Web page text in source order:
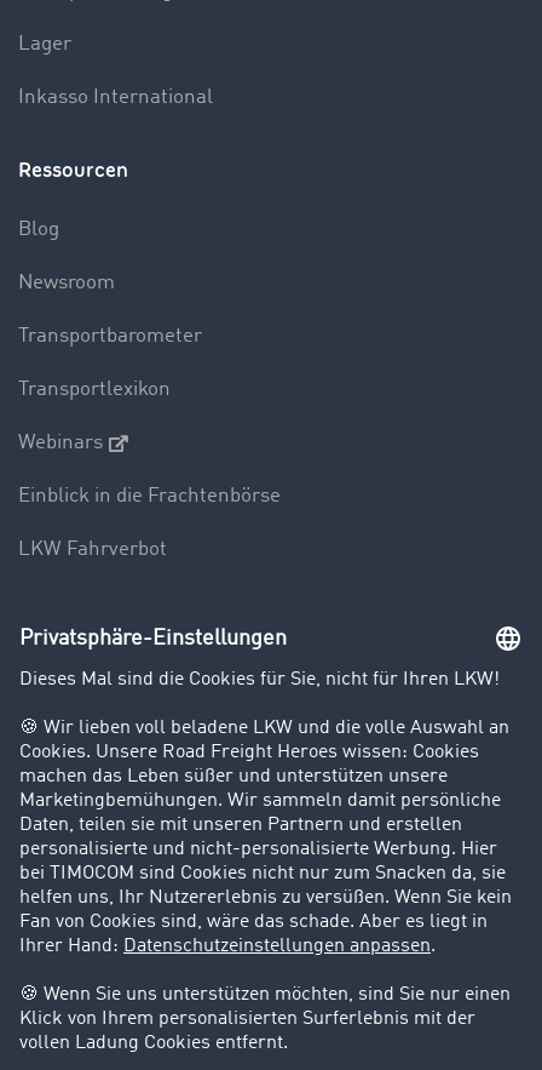
Lager
Inkasso International
Ressourcen
Blog
Newsroom
Transportbarometer
Transportlexikon
Webinars
Einblick in die Frachtenbörse
LKW Fahrverbot
Unternehmen
Kunden werben Kunden
Success Stories
Karriere
Support
Kontakt
Rechtliches
Impressum